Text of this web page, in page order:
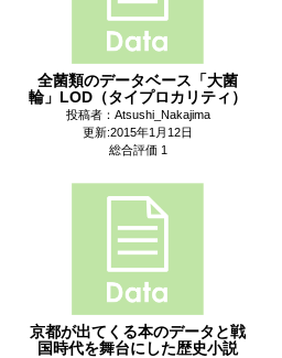
全菌類のデータベース「大菌
輪」LOD（タイプロカリティ）
投稿者：Atsushi_Nakajima
更新:2015年1月12日
総合評価 1
京都が出てくる本のデータと戦
国時代を舞台にした歴史小説